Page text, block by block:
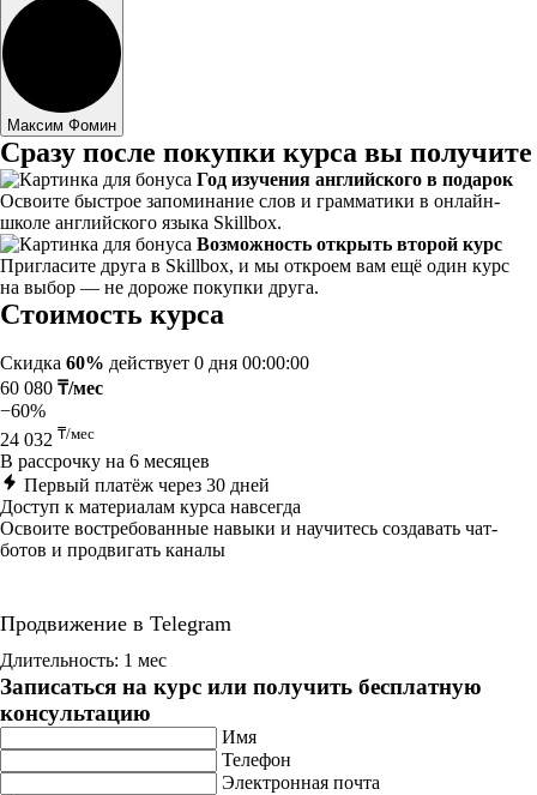
Максим Фомин
Сразу после покупки курса вы получите
Год изучения английского в подарок
Освоите быстрое запоминание слов и грамматики в онлайн-
школе английского языка Skillbox.
Возможность открыть второй курс
Пригласите друга в Skillbox, и мы откроем вам ещё один курс
на выбор — не дороже покупки друга.
Стоимость курса
Скидка 60% действует 0 дня 00:00:00
60 080 ₸/мес
−60%
24 032 ₸/мес
В рассрочку на 6 месяцев
Первый платёж через 30 дней
Доступ к материалам курса навсегда
Освоите востребованные навыки и научитесь создавать чат-
ботов и продвигать каналы
Продвижение в Telegram
Длительность: 1 мес
Записаться на курс или получить бесплатную
консультацию
Имя
Телефон
Электронная почта